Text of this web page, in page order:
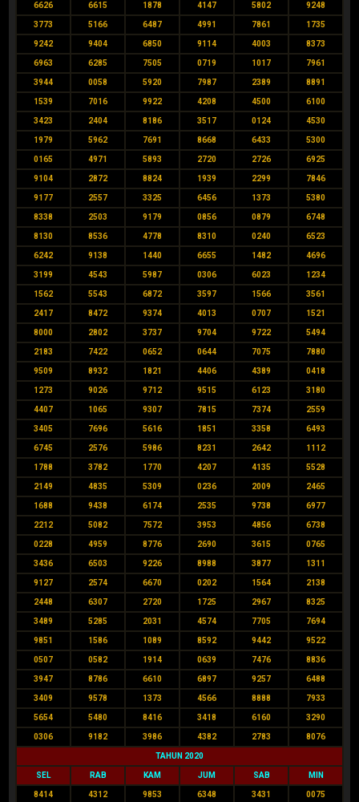
6626 6615 1878 4147 5802 9248
3773 5166 6487 4991 7861 1735
9242 9404 6850 9114 4003 8373
6963 6285 7505 0719 1017 7961
3944 0058 5920 7987 2389 8891
1539 7016 9922 4208 4500 6100
3423 2404 8186 3517 0124 4530
1979 5962 7691 8668 6433 5300
0165 4971 5893 2720 2726 6925
9104 2872 8824 1939 2299 7846
9177 2557 3325 6456 1373 5380
8338 2503 9179 0856 0879 6748
8130 8536 4778 8310 0240 6523
6242 9138 1440 6655 1482 4696
3199 4543 5987 0306 6023 1234
1562 5543 6872 3597 1566 3561
2417 8472 9374 4013 0707 1521
8000 2802 3737 9704 9722 5494
2183 7422 0652 0644 7075 7880
9509 8932 1821 4406 4389 0418
1273 9026 9712 9515 6123 3180
4407 1065 9307 7815 7374 2559
3405 7696 5616 1851 3358 6493
6745 2576 5986 8231 2642 1112
1788 3782 1770 4207 4135 5528
2149 4835 5309 0236 2009 2465
1688 9438 6174 2535 9738 6977
2212 5082 7572 3953 4856 6738
0228 4959 8776 2690 3615 0765
3436 6503 9226 8988 3877 1311
9127 2574 6670 0202 1564 2138
2448 6307 2720 1725 2967 8325
3489 5285 2031 4574 7705 7694
9851 1586 1089 8592 9442 9522
0507 0582 1914 0639 7476 8836
3947 8786 6610 6897 9257 6488
3409 9578 1373 4566 8888 7933
5654 5480 8416 3418 6160 3290
0306 9182 3986 4382 2783 8076
TAHUN 2020
SEL RAB KAM JUM SAB MIN
8414 4312 9853 6348 3431 0075